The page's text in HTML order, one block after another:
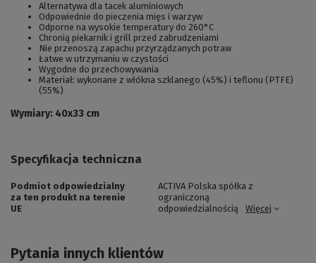
Alternatywa dla tacek aluminiowych
Odpowiednie do pieczenia mięs i warzyw
Odporne na wysokie temperatury do 260°C
Chronią piekarnik i grill przed zabrudzeniami
Nie przenoszą zapachu przyrządzanych potraw
Łatwe w utrzymaniu w czystości
Wygodne do przechowywania
Materiał: wykonane z włókna szklanego (45%) i teflonu (PTFE)
(55%)
Wymiary: 40x33 cm
Specyfikacja techniczna
Podmiot odpowiedzialny
za ten produkt na terenie
UE
ACTIVA Polska spółka z
ograniczoną
odpowiedzialnością
Więcej
Pytania innych klientów